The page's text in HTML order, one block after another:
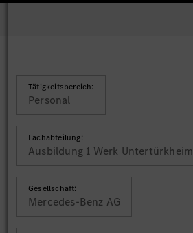
Tätigkeitsbereich:
Personal
Fachabteilung:
Ausbildung 1 Werk Untertürkheim
Gesellschaft:
Mercedes-Benz AG